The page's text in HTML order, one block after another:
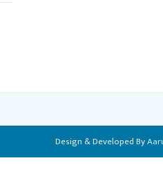
Design & Developed By